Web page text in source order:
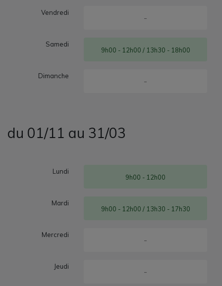
Vendredi
-
Samedi
9h00 - 12h00 / 13h30 - 18h00
Dimanche
-
du 01/11 au 31/03
Lundi
9h00 - 12h00
Mardi
9h00 - 12h00 / 13h30 - 17h30
Mercredi
-
Jeudi
-